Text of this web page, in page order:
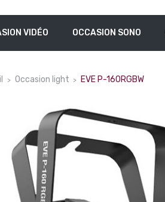
VIDÉO OCCASION SONO
Occasion light EVE P-160RGBW